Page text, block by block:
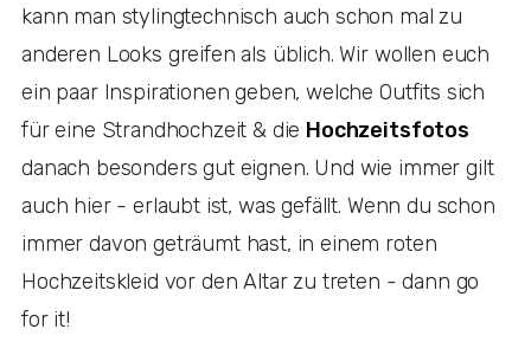
kann man stylingtechnisch auch schon mal zu
anderen Looks greifen als üblich. Wir wollen euch
ein paar Inspirationen geben, welche Outfits sich
für eine Strandhochzeit & die Hochzeitsfotos
danach besonders gut eignen. Und wie immer gilt
auch hier - erlaubt ist, was gefällt. Wenn du schon
immer davon geträumt hast, in einem roten
Hochzeitskleid vor den Altar zu treten - dann go
for it!